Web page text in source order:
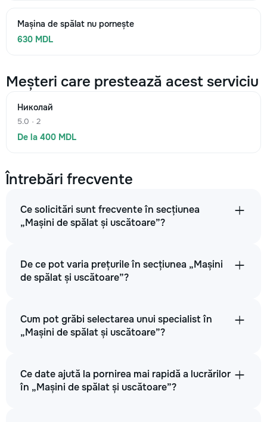
Mașina de spălat nu pornește
630 MDL
Meșteri care prestează acest serviciu
Николай
5.0 · 2
De la 400 MDL
Întrebări frecvente
Ce solicitări sunt frecvente în secțiunea
„Mașini de spălat și uscătoare”?
De ce pot varia prețurile în secțiunea „Mașini
de spălat și uscătoare”?
Cum pot grăbi selectarea unui specialist în
„Mașini de spălat și uscătoare”?
Ce date ajută la pornirea mai rapidă a lucrărilor
în „Mașini de spălat și uscătoare”?